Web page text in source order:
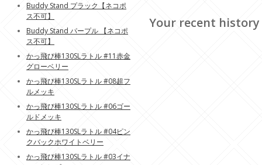
Your recent history
Buddy Stand プラック【ネコポ
ス不可】
Buddy Stand パープル 【ネコポ
ス不可】
かっ飛び棒130SLラトル #11赤金
グローベリー
かっ飛び棒130SLラトル #08超フ
ルメッキ
かっ飛び棒130SLラトル #06ゴー
ルドメッキ
かっ飛び棒130SLラトル #04ピン
クバックホワイトベリー
かっ飛び棒130SLラトル #03イナ